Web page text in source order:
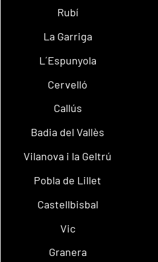
Rubí
La Garriga
L´Espunyola
Cervelló
Callús
Badia del Vallès
Vilanova i la Geltrú
Pobla de Lillet
Castellbisbal
Vic
Granera